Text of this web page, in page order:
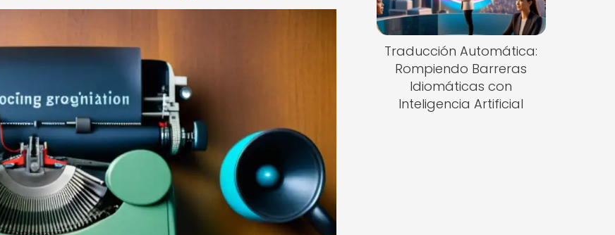
Traducción Automática:
Rompiendo Barreras
Idiomáticas con
Inteligencia Artificial